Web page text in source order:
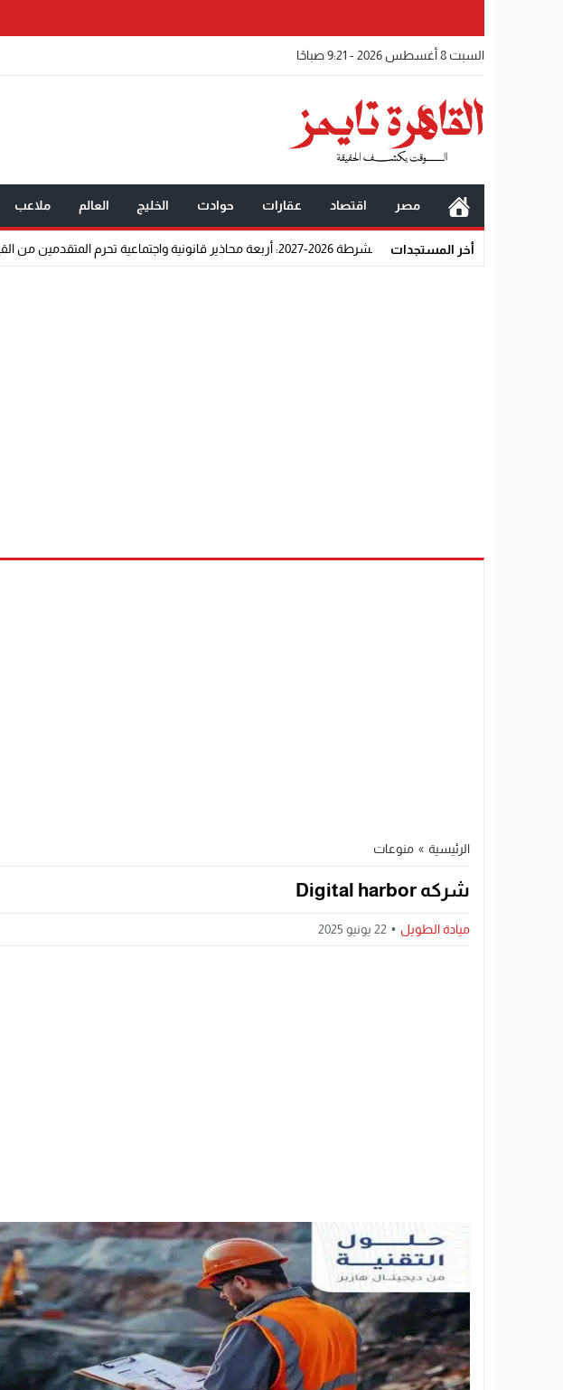
السبت 8 أغسطس 2026 - 9:21 صباحًا
مصر اقتصاد عقارات حوادث الخليج العالم ملاعب
أخر المستجدات 18:32
الرئيسية » منوعات
شركه Digital harbor
ميادة الطويل 22 يونيو 2025